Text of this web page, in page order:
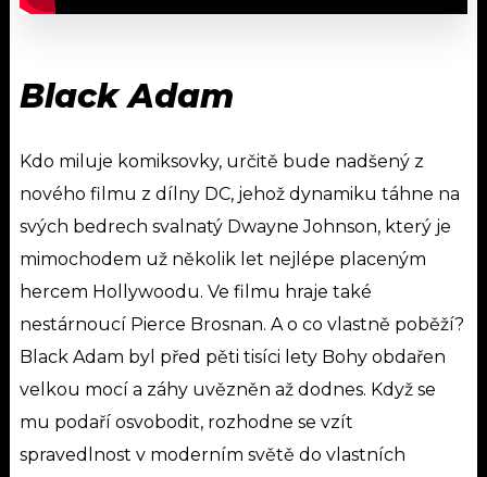
Black Adam
Kdo miluje komiksovky, určitě bude nadšený z
nového filmu z dílny DC, jehož dynamiku táhne na
svých bedrech svalnatý Dwayne Johnson, který je
mimochodem už několik let nejlépe placeným
hercem Hollywoodu. Ve filmu hraje také
nestárnoucí Pierce Brosnan. A o co vlastně poběží?
Black Adam byl před pěti tisíci lety Bohy obdařen
velkou mocí a záhy uvězněn až dodnes. Když se
mu podaří osvobodit, rozhodne se vzít
spravedlnost v moderním světě do vlastních